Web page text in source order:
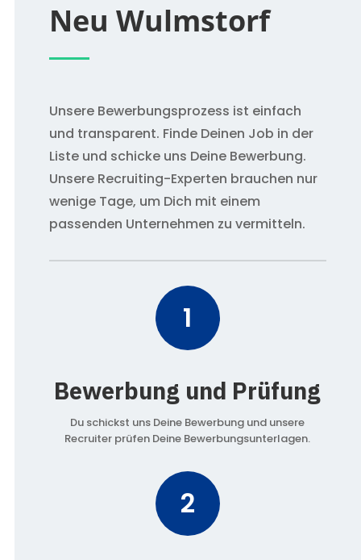
Neu Wulmstorf
Unsere Bewerbungsprozess ist einfach
und transparent. Finde Deinen Job in der
Liste und schicke uns Deine Bewerbung.
Unsere Recruiting-Experten brauchen nur
wenige Tage, um Dich mit einem
passenden Unternehmen zu vermitteln.
1
Bewerbung und Prüfung
Du schickst uns Deine Bewerbung und unsere
Recruiter prüfen Deine Bewerbungsunterlagen.
2